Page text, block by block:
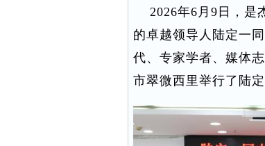
2026年6月9日，是
的卓越领导人陆定一
代、专家学者、媒体
市翠微西里举行了陆